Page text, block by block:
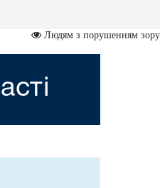
Людям з порушенням зору